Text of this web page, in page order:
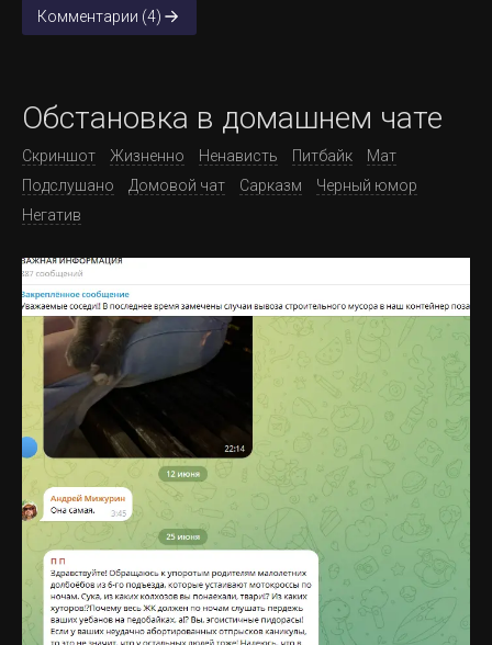
Комментарии (4)
Обстановка в домашнем чате
Скриншот Жизненно Ненависть Питбайк
Мат
Подслушано
Домовой чат Сарказм
Черный юмор
Негатив